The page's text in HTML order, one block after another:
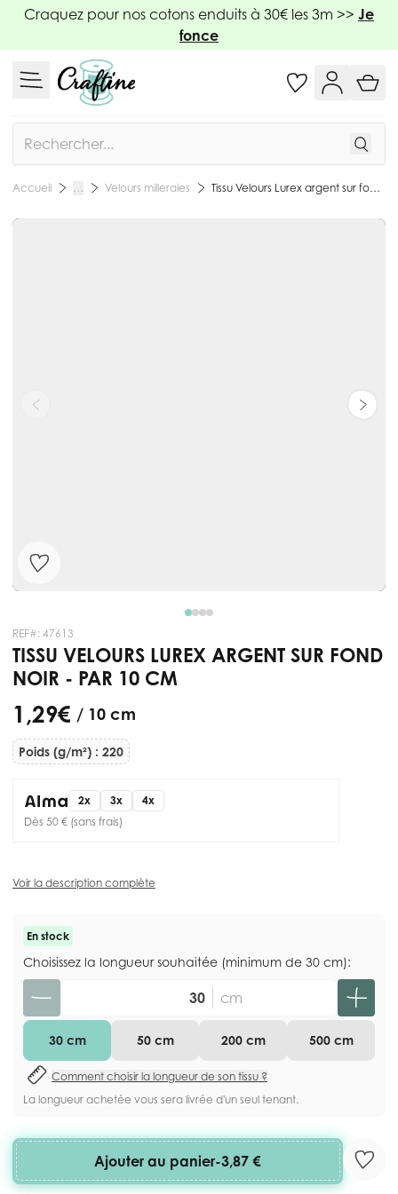
Allez au contenu
Craquez pour nos cotons enduits à 30€ les 3m >> Je
fonce
Accueil … Velours milleraies Tissu Velours Lurex argent sur fond Noir - Par 10 cm
REF#: 47613
TISSU VELOURS LUREX ARGENT SUR FOND
NOIR - PAR 10 CM
1,29 € / 10 cm
Poids (g/m²) : 220
2x 3x
4x
Dès 50 € (sans frais)
Voir la description complète
En stock
Choisissez la longueur souhaitée (minimum de 30 cm):
cm
30 cm 50 cm 200 cm 500 cm
Comment choisir la longueur de son tissu ?
La longueur achetée vous sera livrée d'un seul tenant.
Ajouter au panier-3,87 €